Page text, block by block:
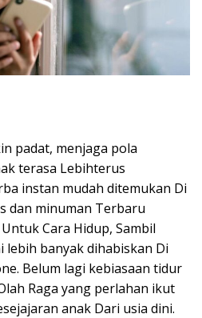
padat, menjaga pola
terasa Lebihterus
instan mudah ditemukan Di
dan minuman Terbaru
Cara Hidup, Sambil
banyak dihabiskan Di
Belum lagi kebiasaan tidur
Raga yang perlahan ikut
anak Dari usia dini.